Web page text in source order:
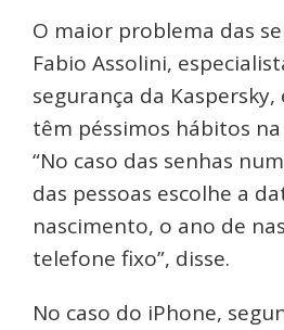
O maior problema das
Fabio Assolini,
segurança da Kaspersky,
têm péssimos hábitos
“No caso das senhas
das pessoas escolhe a
nascimento, o ano de
telefone fixo”, disse.
No caso do iPhone,